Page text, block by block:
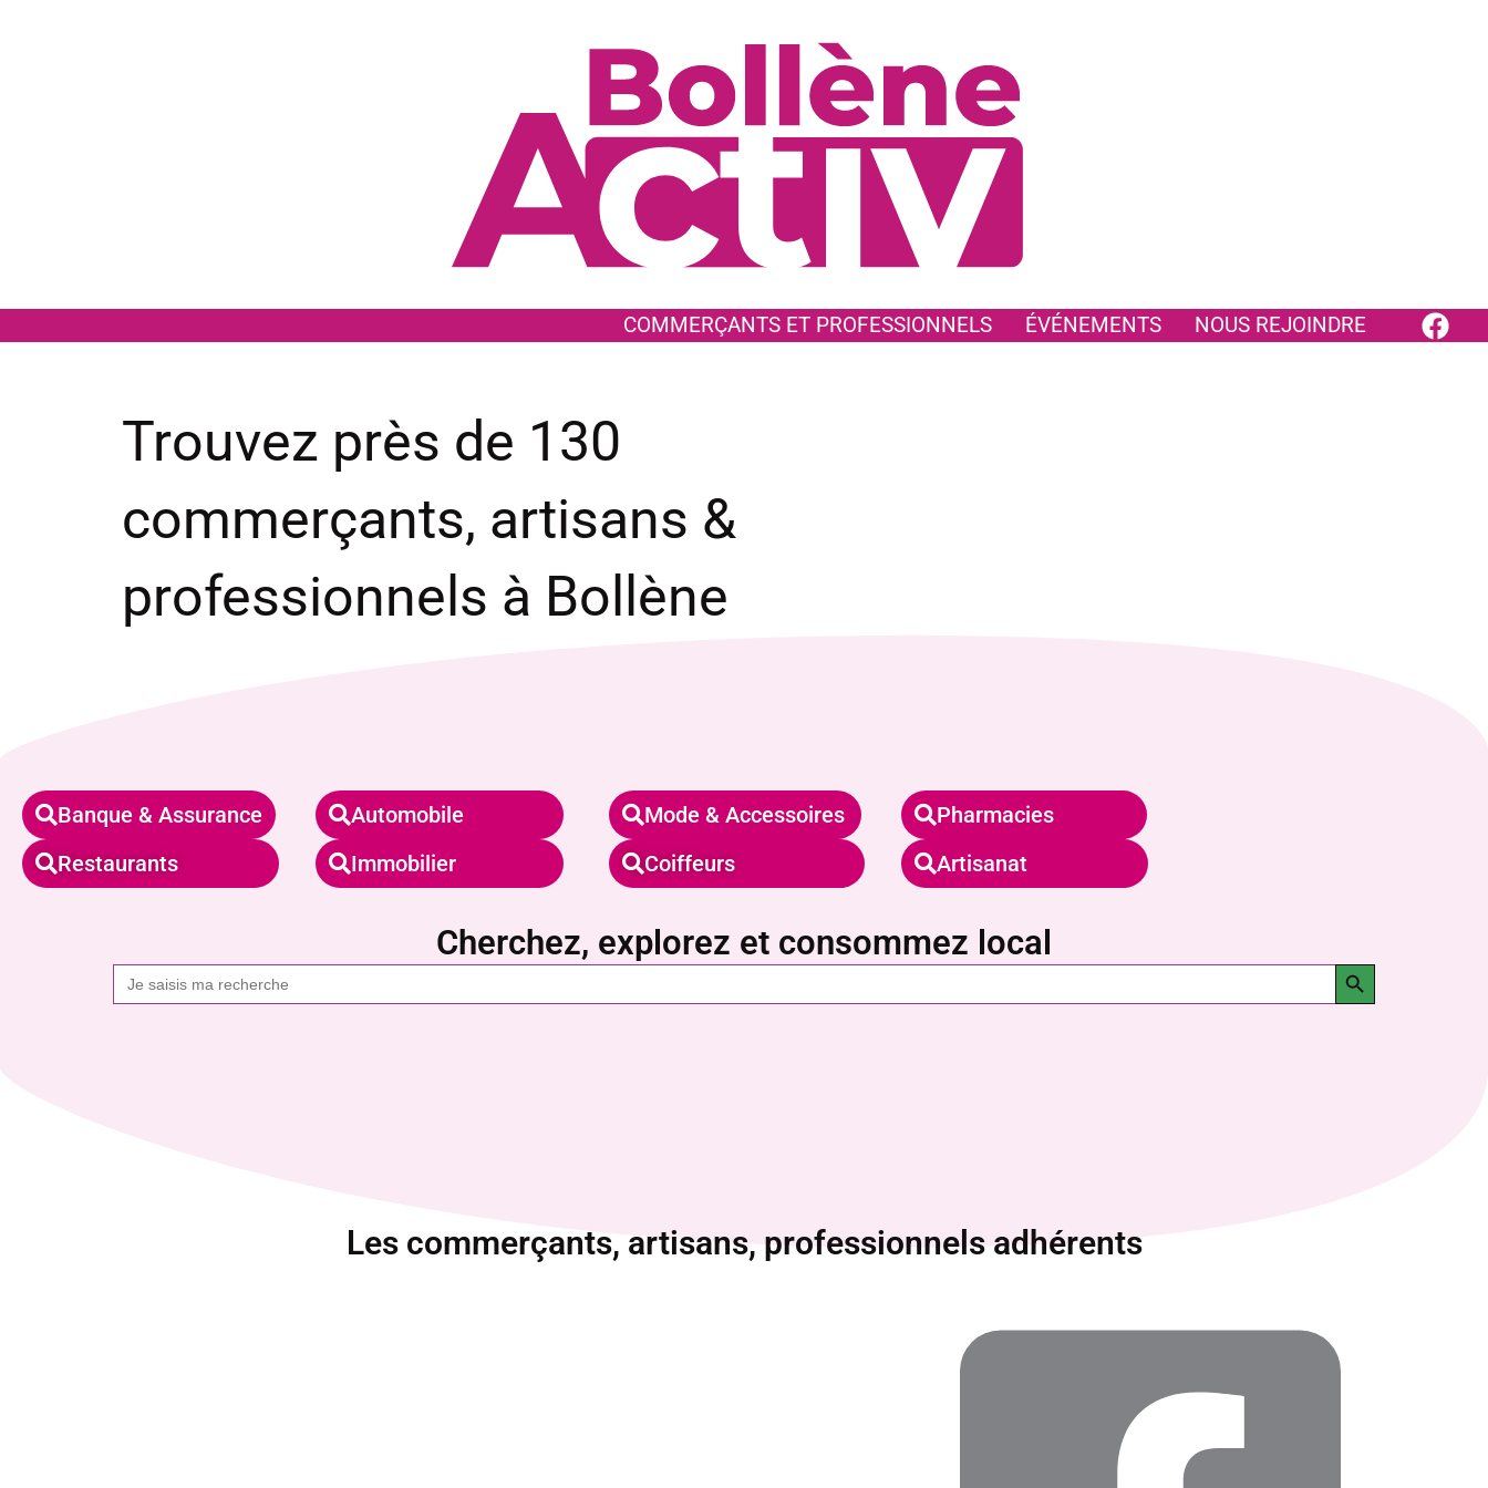
COMMERÇANTS ET PROFESSIONNELS ÉVÉNEMENTS NOUS REJOINDRE
Trouvez près de 130
commerçants, artisans &
professionnels à Bollène
Banque & Assurance
Restaurants
Automobile
Immobilier
Mode & Accessoires
Coiffeurs
Pharmacies
Artisanat
Cherchez, explorez et consommez local
Search
for:
Search Button
Les commerçants, artisans, professionnels adhérents